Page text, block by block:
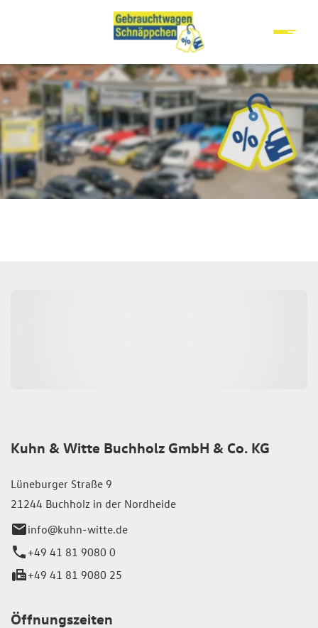
Kuhn & Witte Buchholz GmbH & Co. KG
Lüneburger Straße 9
21244 Buchholz in der Nordheide
info@kuhn-witte.de
+49 41 81 9080 0
+49 41 81 9080 25
Öffnungszeiten